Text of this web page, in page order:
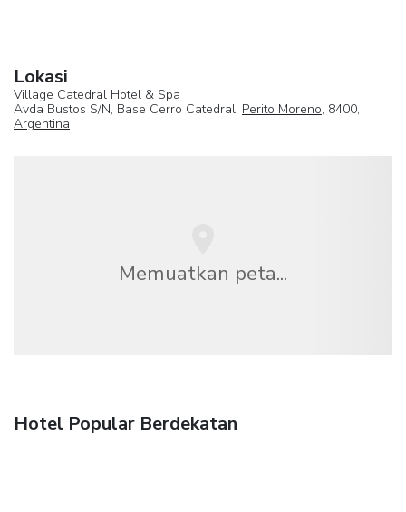
Lokasi
Village Catedral Hotel & Spa
Avda Bustos S/N, Base Cerro Catedral, Perito Moreno, 8400,
Argentina
Memuatkan peta...
Hotel Popular Berdekatan